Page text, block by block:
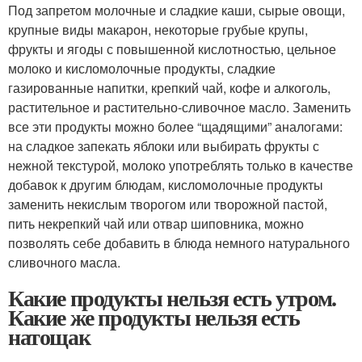
Под запретом молочные и сладкие каши, сырые овощи,
крупные виды макарон, некоторые грубые крупы,
фрукты и ягоды с повышенной кислотностью, цельное
молоко и кисломолочные продукты, сладкие
газированные напитки, крепкий чай, кофе и алкоголь,
растительное и растительно-сливочное масло. Заменить
все эти продукты можно более “щадящими” аналогами:
на сладкое запекать яблоки или выбирать фрукты с
нежной текстурой, молоко употреблять только в качестве
добавок к другим блюдам, кисломолочные продукты
заменить некислым творогом или творожной пастой,
пить некрепкий чай или отвар шиповника, можно
позволять себе добавить в блюда немного натурального
сливочного масла.
Какие продукты нельзя есть утром.
Какие же продукты нельзя есть
натощак